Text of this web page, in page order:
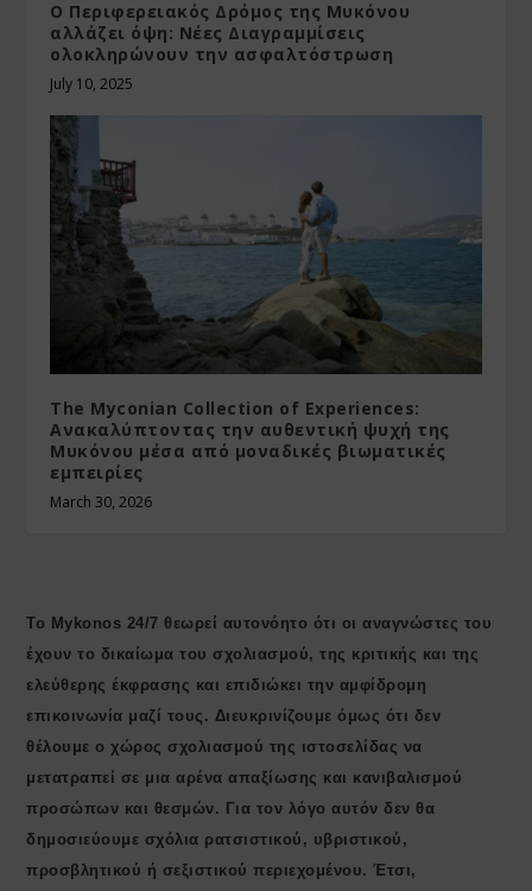
Ο Περιφερειακός Δρόμος της Μυκόνου
αλλάζει όψη: Νέες Διαγραμμίσεις
ολοκληρώνουν την ασφαλτόστρωση
July 10, 2025
The Myconian Collection of Experiences:
Ανακαλύπτοντας την αυθεντική ψυχή της
Μυκόνου μέσα από μοναδικές βιωματικές
εμπειρίες
March 30, 2026
Το Mykonos 24/7 θεωρεί αυτονόητο ότι οι αναγνώστες του
έχουν το δικαίωμα του σχολιασμού, της κριτικής και της
ελεύθερης έκφρασης και επιδιώκει την αμφίδρομη
επικοινωνία μαζί τους. Διευκρινίζουμε όμως ότι δεν
θέλουμε ο χώρος σχολιασμού της ιστοσελίδας να
μετατραπεί σε μια αρένα απαξίωσης και κανιβαλισμού
προσώπων και θεσμών. Για τον λόγο αυτόν δεν θα
δημοσιεύουμε σχόλια ρατσιστικού, υβριστικού,
προσβλητικού ή σεξιστικού περιεχομένου. Έτσι,